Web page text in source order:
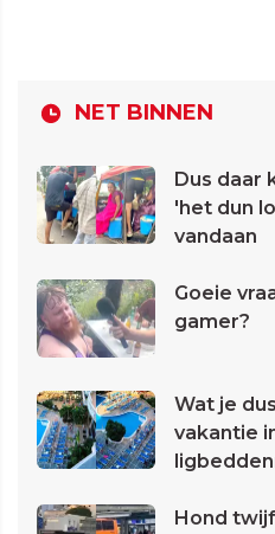
NET BINNEN
Dus daar
'het dun
vandaan
Goeie
gamer?
Wat je
vakantie
Hond